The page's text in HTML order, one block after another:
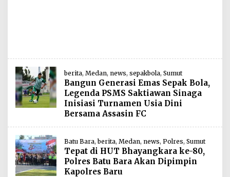
berita, Medan, news, sepakbola, Sumut
Bangun Generasi Emas Sepak Bola,
Legenda PSMS Saktiawan Sinaga
Inisiasi Turnamen Usia Dini
Bersama Assasin FC
Batu Bara,berita, Medan, news, Polres, Sumut
Tepat di HUT Bhayangkara ke-80,
Polres Batu Bara Akan Dipimpin
Kapolres Baru